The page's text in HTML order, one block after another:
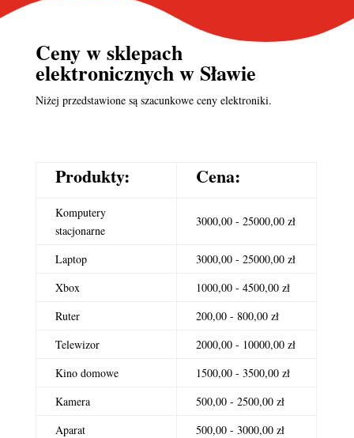
Ceny wsklepach
elektronicznychw Sławie
Niżej przedstawione są szacunkowe ceny elektroniki.
Produkty: Cena:
Komputery
stacjonarne
3000,00 - 25000,00 zł
Laptop
3000,00 - 25000,00 zł
Xbox
1000,00 - 4500,00 zł
Ruter
200,00 - 800,00 zł
Telewizor
2000,00 - 10000,00 zł
Kino domowe
1500,00 - 3500,00 zł
Kamera
500,00 - 2500,00 zł
Aparat
500,00 - 3000,00 zł